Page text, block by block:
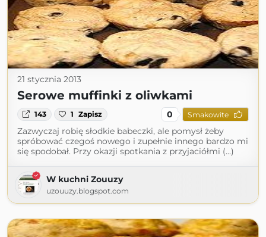
21 stycznia 2013
Serowe muffinki z oliwkami
143 1 Zapisz 0 Smakowite
Zazwyczaj robię słodkie babeczki, ale pomysł żeby
spróbować czegoś nowego i zupełnie innego bardzo mi
się spodobał. Przy okazji spotkania z przyjaciółmi (...)
W kuchni Zouuzy
uzouuzy.blogspot.com